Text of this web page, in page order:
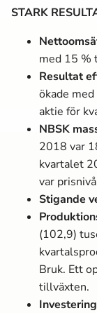
STARK
med 15 %
Resultat
ökade
aktie för
NBSK
2018 var
kvartalet
var
Stigande
(102,9)
Bruk. Ett
tillväxten.